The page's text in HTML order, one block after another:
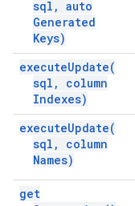
sql , auto
Generated
Keys)
executeUpdate(
sql ,
column
Indexes)
executeUpdate(
sql ,
column
Names)
get